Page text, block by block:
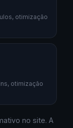
otimização
otimização
no site. A